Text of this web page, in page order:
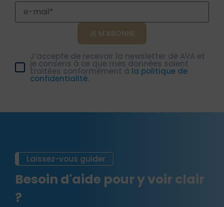
J’accepte de recevoir la newsletter de AVA et
je consens à ce que mes données soient
traitées conformément à la politique de
confidentialité.
Laissez-vous guider
Besoin d'aide pour y voir clair
?